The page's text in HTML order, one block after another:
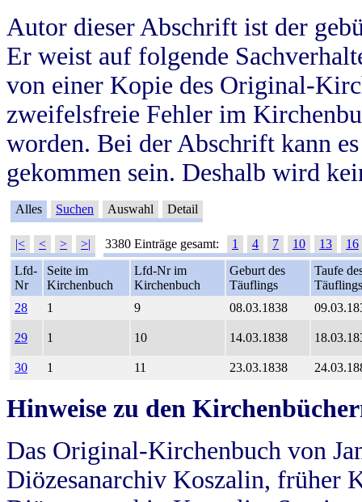
Autor dieser Abschrift ist der
Er weist auf folgende
von einer Kopie des Original-
zweifelsfreie Fehler im
worden. Bei der Abschrift kann
gekommen sein. Deshalb wird
Alles Suchen Auswahl Detail
|< < > >| 3380 Einträge gesamt: 1 4 7 10 13
16
Lfd-
Nr
Seite im
Kirchenbuch
Lfd-Nr im
Kirchenbuch
Geburt des
Täuflings
Taufe
Täuflings
28
1 9 08.03.1838
29 1 10 14.03.1838
30 1 11 23.03.1838
Hinweise zu den
Das Original-Kirchenbuch von
Diözesanarchiv Koszalin, früher